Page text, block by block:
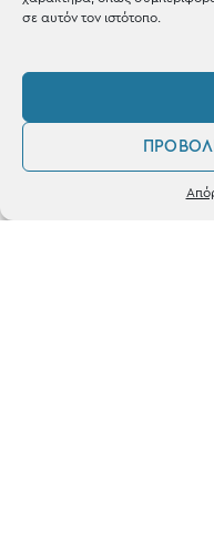
σε αυτόν τον ιστότοπο.
με